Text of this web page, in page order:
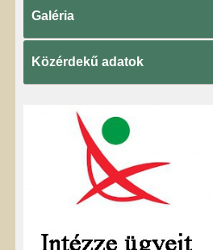
Galéria
Közérdekű adatok